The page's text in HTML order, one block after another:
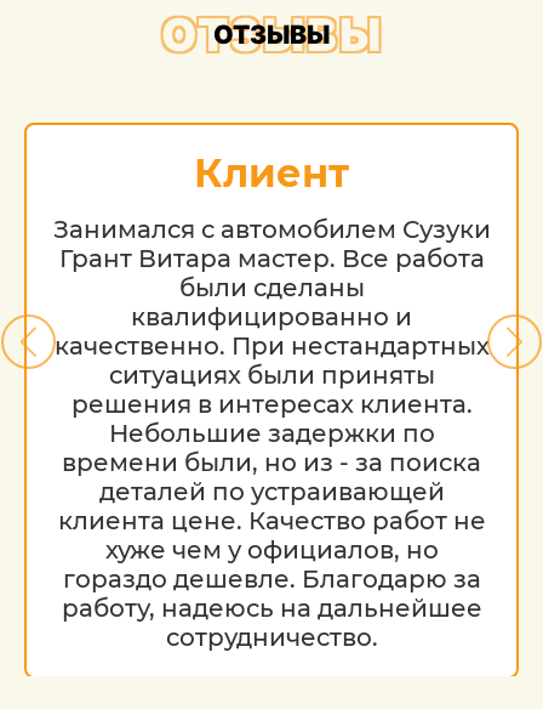
ОТЗЫВЫ
ОТЗЫВЫ
Клиент
Занимался с автомобилем Сузуки
Грант Витара мастер. Все работа
были сделаны
квалифицированно и
качественно. При нестандартных
ситуациях были приняты
решения в интересах клиента.
Небольшие задержки по
времени были, но из - за поиска
деталей по устраивающей
клиента цене. Качество работ не
хуже чем у официалов, но
гораздо дешевле. Благодарю за
работу, надеюсь на дальнейшее
сотрудничество.